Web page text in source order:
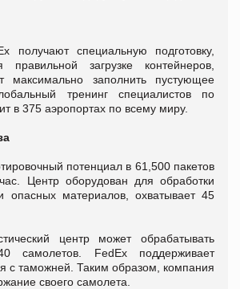
получают специальную подготовку,
правильной загрузке контейнеров,
максимально заполнить пустующее
тренинг специалистов по
в 375 аэропортах по всему миру.
потенциал в 61,500 пакетов
Центр оборудован для обработки
опасных материалов, охватывает 45
центр может обрабатывать
самолетов. FedEx поддерживает
с таможней. Таким образом, компания
своего самолета.